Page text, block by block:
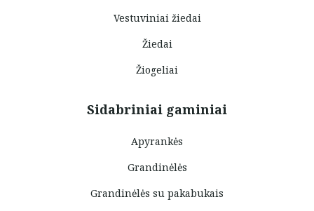
Vestuviniai žiedai
Žiedai
Žiogeliai
Sidabriniai gaminiai
Apyrankės
Grandinėlės
Grandinėlės su pakabukais